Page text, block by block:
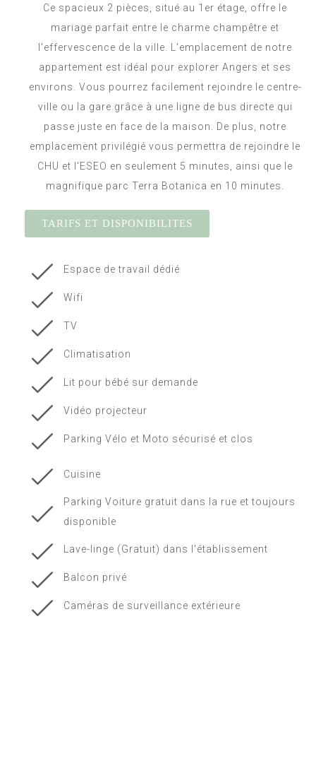
Ce spacieux 2 pièces, situé au 1er étage, offre le
mariage parfait entre le charme champêtre et
l'effervescence de la ville. L'emplacement de notre
appartement est idéal pour explorer Angers et ses
environs. Vous pourrez facilement rejoindre le centre-
ville ou la gare grâce à une ligne de bus directe qui
passe juste en face de la maison. De plus, notre
emplacement privilégié vous permettra de rejoindre le
CHU et l'ESEO en seulement 5 minutes, ainsi que le
magnifique parc Terra Botanica en 10 minutes.
TARIFS ET DISPONIBILITES
Espace de travail dédié
Wifi
TV
Climatisation
Lit pour bébé sur demande
Vidéo projecteur
Parking Vélo et Moto sécurisé et clos
Cuisine
Parking Voiture gratuit dans la rue et toujours
disponible
Lave-linge (Gratuit) dans l'établissement
Balcon privé
Caméras de surveillance extérieure